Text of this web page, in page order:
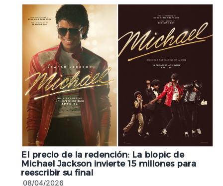
El precio de la redención: La biopic de
Michael Jackson invierte 15 millones para
reescribir su final
08/04/2026